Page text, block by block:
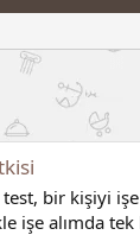
bir kişiyi
işe alımda